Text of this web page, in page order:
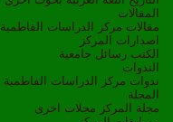
المقالات
مقالات مركز الدراسات الفاطمية
اصدارات المركز
الكتب رسائل جامعية
الندوات
ندوات مركز الدراسات الفاطمية
المجلة
مجلة المركز مجلات اخرى